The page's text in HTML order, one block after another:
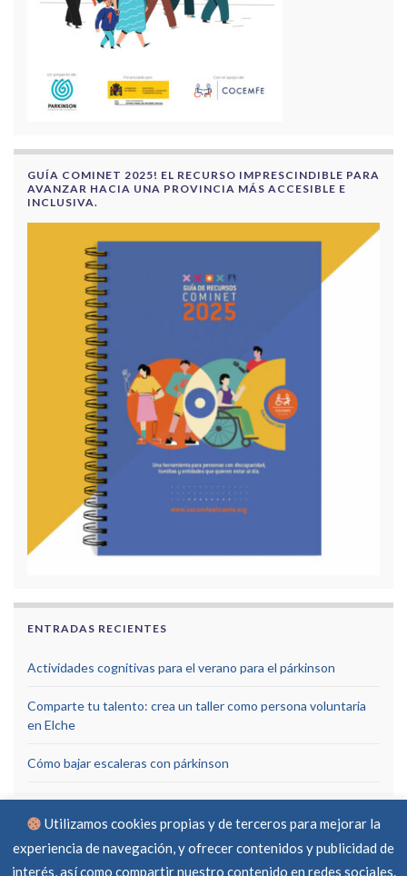
GUÍA COMINET 2025! EL RECURSO IMPRESCINDIBLE PARA
AVANZAR HACIA UNA PROVINCIA MÁS ACCESIBLE E
INCLUSIVA.
ENTRADAS RECIENTES
Actividades cognitivas para el verano para el párkinson
Comparte tu talento: crea un taller como persona voluntaria
en Elche
Cómo bajar escaleras con párkinson
Utilizamos cookies propias y de terceros para mejorar la
experiencia de navegación, y ofrecer contenidos y publicidad de
interés, así como compartir nuestro contenido en redes sociales.